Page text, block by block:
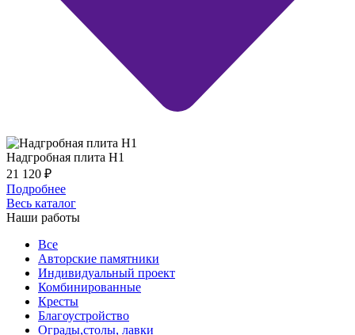
Надгробная плита Н1
21 120 ₽
Подробнее
Весь каталог
Наши работы
Все
Авторские памятники
Индивидуальный проект
Комбинированные
Кресты
Благоустройство
Ограды,столы, лавки